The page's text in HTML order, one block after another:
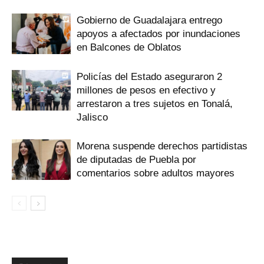
Gobierno de Guadalajara entrego
apoyos a afectados por inundaciones
en Balcones de Oblatos
Policías del Estado aseguraron 2
millones de pesos en efectivo y
arrestaron a tres sujetos en Tonalá,
Jalisco
Morena suspende derechos partidistas
de diputadas de Puebla por
comentarios sobre adultos mayores